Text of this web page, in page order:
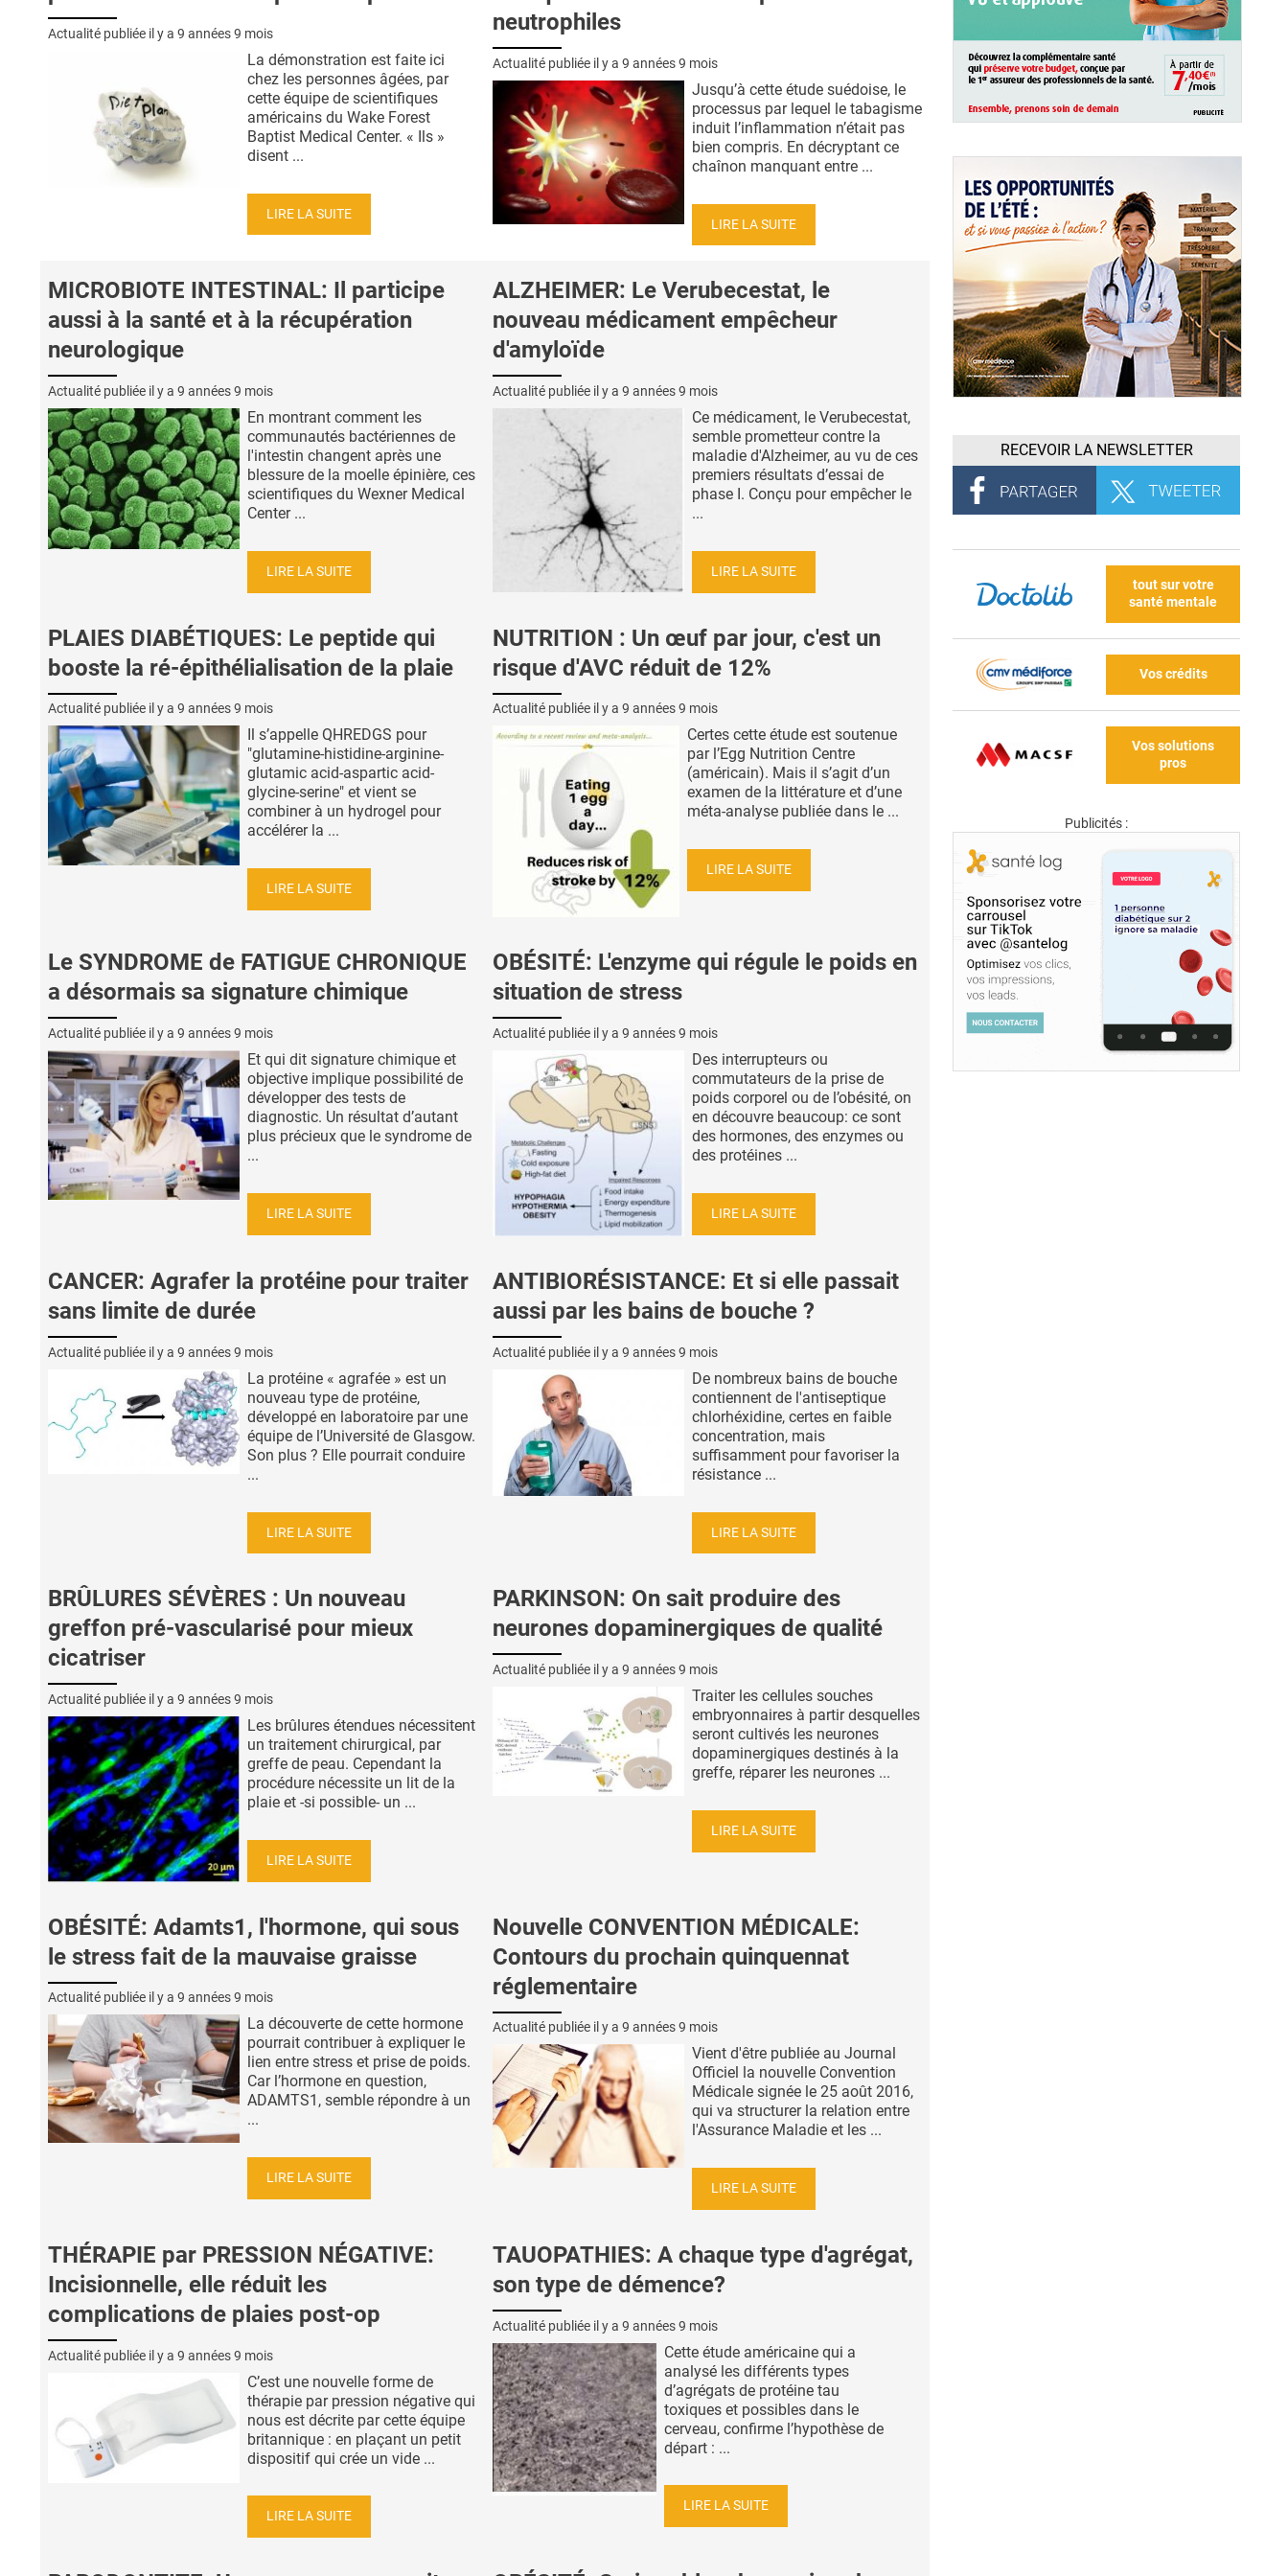
Actualité publiée il y a 9 années 9 mois
La démonstration est faite ici
chez les personnes âgées, par
cette équipe de scientifiques
américains du Wake Forest
Baptist Medical Center. « Ils »
disent ...
LIRE LA SUITE
neutrophiles
Actualité publiée il y a 9 années 9 mois
Jusqu’à cette étude suédoise, le
processus par lequel le tabagisme
induit l’inflammation n’était pas
bien compris. En décryptant ce
chaînon manquant entre ...
LIRE LA SUITE
MICROBIOTE INTESTINAL: Il participe
aussi à la santé et à la récupération
neurologique
Actualité publiée il y a 9 années 9 mois
En montrant comment les
communautés bactériennes de
l'intestin changent après une
blessure de la moelle épinière, ces
scientifiques du Wexner Medical
Center ...
LIRE LA SUITE
ALZHEIMER: Le Verubecestat, le
nouveau médicament empêcheur
d'amyloïde
Actualité publiée il y a 9 années 9 mois
Ce médicament, le Verubecestat,
semble prometteur contre la
maladie d'Alzheimer, au vu de ces
premiers résultats d’essai de
phase I. Conçu pour empêcher le
...
LIRE LA SUITE
PLAIES DIABÉTIQUES: Le peptide qui
booste la ré-épithélialisation de la plaie
Actualité publiée il y a 9 années 9 mois
Il s’appelle QHREDGS pour
"glutamine-histidine-arginine-
glutamic acid-aspartic acid-
glycine-serine" et vient se
combiner à un hydrogel pour
accélérer la ...
LIRE LA SUITE
NUTRITION : Un œuf par jour, c'est un
risque d'AVC réduit de 12%
Actualité publiée il y a 9 années 9 mois
Certes cette étude est soutenue
par l’Egg Nutrition Centre
(américain). Mais il s’agit d’un
examen de la littérature et d’une
méta-analyse publiée dans le ...
LIRE LA SUITE
Le SYNDROME de FATIGUE CHRONIQUE
a désormais sa signature chimique
Actualité publiée il y a 9 années 9 mois
Et qui dit signature chimique et
objective implique possibilité de
développer des tests de
diagnostic. Un résultat d’autant
plus précieux que le syndrome de
...
LIRE LA SUITE
OBÉSITÉ: L'enzyme qui régule le poids en
situation de stress
Actualité publiée il y a 9 années 9 mois
Des interrupteurs ou
commutateurs de la prise de
poids corporel ou de l’obésité, on
en découvre beaucoup: ce sont
des hormones, des enzymes ou
des protéines ...
LIRE LA SUITE
CANCER: Agrafer la protéine pour traiter
sans limite de durée
Actualité publiée il y a 9 années 9 mois
La protéine « agrafée » est un
nouveau type de protéine,
développé en laboratoire par une
équipe de l’Université de Glasgow.
Son plus ? Elle pourrait conduire
...
LIRE LA SUITE
ANTIBIORÉSISTANCE: Et si elle passait
aussi par les bains de bouche ?
Actualité publiée il y a 9 années 9 mois
De nombreux bains de bouche
contiennent de l'antiseptique
chlorhéxidine, certes en faible
concentration, mais
suffisamment pour favoriser la
résistance ...
LIRE LA SUITE
BRÛLURES SÉVÈRES : Un nouveau
greffon pré-vascularisé pour mieux
cicatriser
Actualité publiée il y a 9 années 9 mois
Les brûlures étendues nécessitent
un traitement chirurgical, par
greffe de peau. Cependant la
procédure nécessite un lit de la
plaie et -si possible- un ...
LIRE LA SUITE
PARKINSON: On sait produire des
neurones dopaminergiques de qualité
Actualité publiée il y a 9 années 9 mois
Traiter les cellules souches
embryonnaires à partir desquelles
seront cultivés les neurones
dopaminergiques destinés à la
greffe, réparer les neurones ...
LIRE LA SUITE
OBÉSITÉ: Adamts1, l'hormone, qui sous
le stress fait de la mauvaise graisse
Actualité publiée il y a 9 années 9 mois
La découverte de cette hormone
pourrait contribuer à expliquer le
lien entre stress et prise de poids.
Car l’hormone en question,
ADAMTS1, semble répondre à un
...
LIRE LA SUITE
Nouvelle CONVENTION MÉDICALE:
Contours du prochain quinquennat
réglementaire
Actualité publiée il y a 9 années 9 mois
Vient d'être publiée au Journal
Officiel la nouvelle Convention
Médicale signée le 25 août 2016,
qui va structurer la relation entre
l'Assurance Maladie et les ...
LIRE LA SUITE
THÉRAPIE par PRESSION NÉGATIVE:
Incisionnelle, elle réduit les
complications de plaies post-op
Actualité publiée il y a 9 années 9 mois
C’est une nouvelle forme de
thérapie par pression négative qui
nous est décrite par cette équipe
britannique : en plaçant un petit
dispositif qui crée un vide ...
LIRE LA SUITE
TAUOPATHIES: A chaque type d'agrégat,
son type de démence?
Actualité publiée il y a 9 années 9 mois
Cette étude américaine qui a
analysé les différents types
d’agrégats de protéine tau
toxiques et possibles dans le
cerveau, confirme l’hypothèse de
départ : ...
LIRE LA SUITE
RECEVOIR LA NEWSLETTER
tout sur votre
santé mentale
Vos crédits
Vos solutions
pros
Publicités :